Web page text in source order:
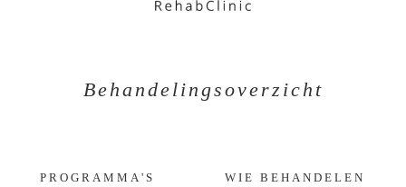
Behandelingsoverzicht
PROGRAMMA'S
WIE BEHANDELEN